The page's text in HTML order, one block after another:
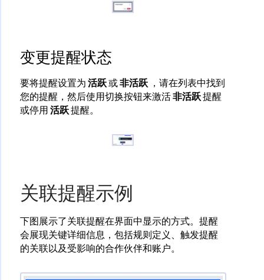
变更提醒状态
要将提醒设置为活跃​ 或非活跃​ ，请在列表中找到
您的提醒，然后使用切换按钮来激活非活跃​ 提醒
或停用活跃​ 提醒。
关联提醒示例
下图展示了关联提醒在界面中显示的方式。提醒
会展现关键详细信息，包括规则定义、触发提醒
的关联以及受影响的合作伙伴和账户。